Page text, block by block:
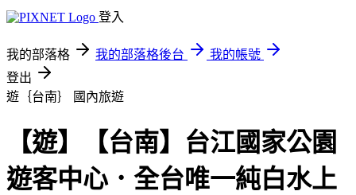
登入
我的部落格 我的部落格後台
我的帳號
登出
遊｛台南｝
國內旅遊
【遊】【台南】台江國家公園
遊客中心．全台唯一純白水上